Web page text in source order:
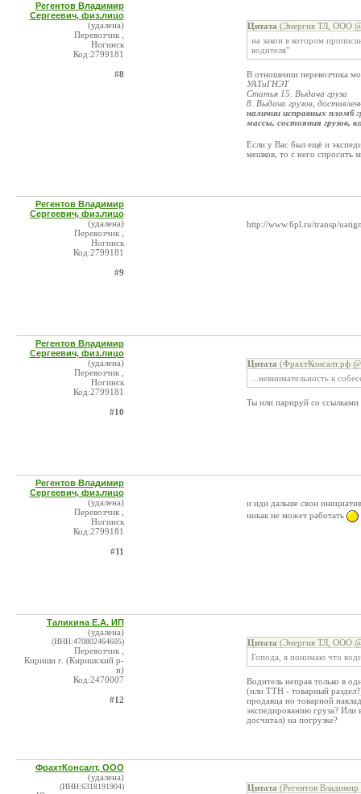
Регентов Владимир
Сергеевич, физ.лицо
(удалена)
Перевозчик ,
Ногинск
Код:2799181
#8
Цитата (Энергия ТЛ, ООО
на закон в котором
водителя"
В отношении перевозчика
УАТиГНЭТ
Статья 15. Выдача груза
8. Выдача грузов,
наличии исправных пломб
массы, состояния грузов,
Если у Вас был ещё и
мешков, то с него спросить
Регентов Владимир
Сергеевич, физ.лицо
(удалена)
Перевозчик ,
Ногинск
Код:2799181
#9
http://www.6pl.ru/transp/
Регентов Владимир
Сергеевич, физ.лицо
(удалена)
Перевозчик ,
Ногинск
Код:2799181
#10
Цитата (ФрахтКонсалт.рф
...невнимательность к
Ты или парируй со
Регентов Владимир
Сергеевич, физ.лицо
(удалена)
Перевозчик ,
Ногинск
Код:2799181
#11
и иди дальше свои
никак не может работать
Таликина Е.А. ИП
(удалена)
(ИНН:470802464605)
Перевозчик ,
Кириши г. (Киришский р-
н)
Код:2470007
#12
Цитата (Энергия ТЛ, ООО
Гопода, я понимаю что
Водитель неправ только в
(или ТТН - товарный
продавца но товарной
экспедированию груза? Или
досчитал) на погрузке?
ФрахтКонсалт, ООО
(удалена)
(ИНН:6318191904) Цитата (Регентов